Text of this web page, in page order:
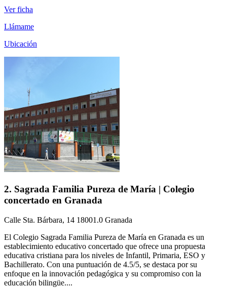
Ver ficha
Llámame
Ubicación
2. Sagrada Familia Pureza de María | Colegio
concertado en Granada
Calle Sta. Bárbara, 14 18001.0 Granada
El Colegio Sagrada Familia Pureza de María en Granada es un
establecimiento educativo concertado que ofrece una propuesta
educativa cristiana para los niveles de Infantil, Primaria, ESO y
Bachillerato. Con una puntuación de 4.5/5, se destaca por su
enfoque en la innovación pedagógica y su compromiso con la
educación bilingüe....